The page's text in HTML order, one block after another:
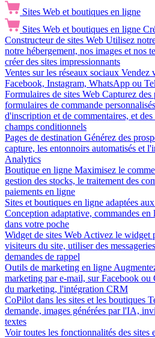
Sites Web et boutiques en ligne
Sites Web et boutiques en ligne
Constructeur de sites Web Utilisez
notre hébergement, nos images et nos
créer des sites impressionnants
Ventes sur les réseaux sociaux Vendez
Facebook, Instagram, WhatsApp ou
Formulaires de sites Web Capturez des
formulaires de commande
d'inscription et de commentaires, et
champs conditionnels
Pages de destination Générez des
capture, les entonnoirs automatisés et
Analytics
Boutique en ligne Maximisez le
gestion des stocks, le traitement des
paiements en ligne
Sites et boutiques en ligne adaptées
Conception adaptative, commandes en
dans votre poche
Widget de sites Web Activez le widget
visiteurs du site, utiliser des
demandes de rappel
Outils de marketing en ligne
marketing par e-mail, sur Facebook
du marketing, l'intégration CRM
CoPilot dans les sites et les boutiques
demande, images générées par l'IA,
textes
Voir toutes les fonctionnalités des sites